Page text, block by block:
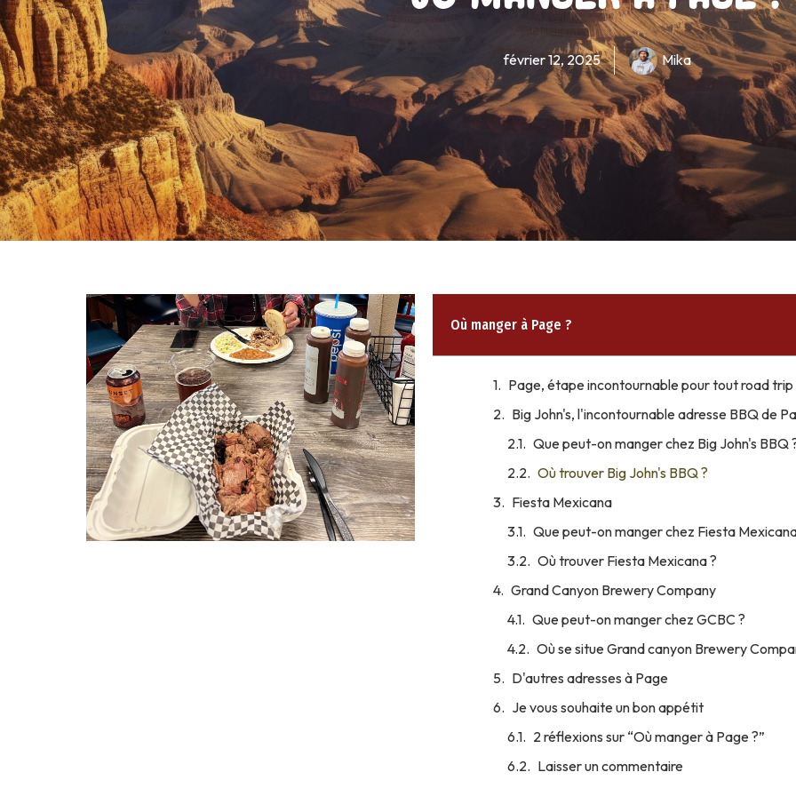
février 12, 2025 Mika
Où manger à Page ?
Page, étape incontournable pour tout road trip
Big John's, l'incontournable adresse BBQ de
Que peut-on manger chez Big John's BBQ
Où trouver Big John's BBQ ?
Fiesta Mexicana
Que peut-on manger chez Fiesta
Où trouver Fiesta Mexicana ?
Grand Canyon Brewery Company
Que peut-on manger chez GCBC ?
Où se situe Grand canyon Brewery
D'autres adresses à Page
Je vous souhaite un bon appétit
2 réflexions sur “Où manger à Page ?”
Laisser un commentaire